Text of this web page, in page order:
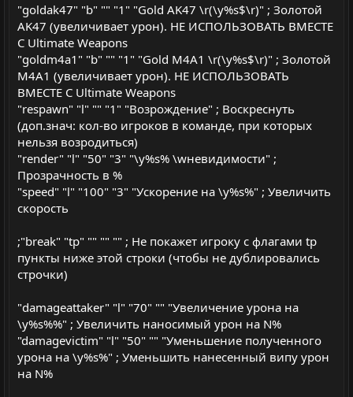
"goldak47" "b" "" "1" "Gold AK47 \r(\y%s$\r)" ; Золотой
AK47 (увеличивает урон). НЕ ИСПОЛЬЗОВАТЬ ВМЕСТЕ
С Ultimate Weapons
"goldm4a1" "b" "" "1" "Gold M4A1 \r(\y%s$\r)" ; Золотой
M4A1 (увеличивает урон). НЕ ИСПОЛЬЗОВАТЬ
ВМЕСТЕ С Ultimate Weapons
"respawn" "l" "" "1" "Возрождение" ; Воскреснуть
(доп.знач: кол-во игроков в команде, при которых
нельзя возродиться)
"render" "l" "50" "3" "\y%s% \wневидимости" ;
Прозрачность в %
"speed" "l" "100" "3" "Ускорение на \y%s%" ; Увеличить
скорость
;"break" "tp" "" "" "" ; Не покажет игроку с флагами tp
пункты ниже этой строки (чтобы не дублировались
строчки)
"damageattaker" "l" "70" "" "Увеличение урона на
\y%s%%" ; Увеличить наносимый урон на N%
"damagevictim" "l" "50" "" "Уменьшение полученного
урона на \y%s%" ; Уменьшить нанесенный випу урон
на N%